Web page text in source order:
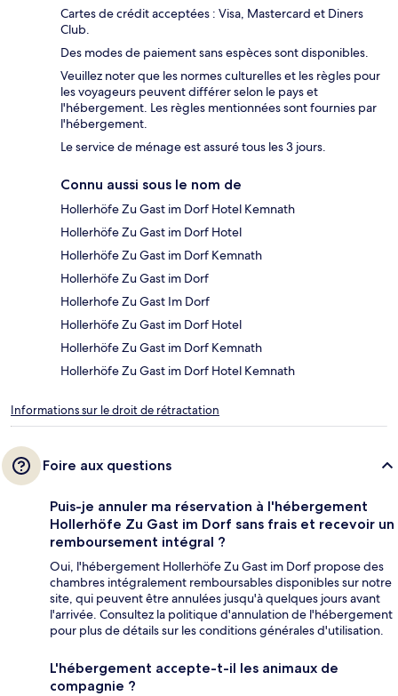
Cartes de crédit acceptées : Visa, Mastercard et Diners
Club.
Des modes de paiement sans espèces sont disponibles.
Veuillez noter que les normes culturelles et les règles pour
les voyageurs peuvent différer selon le pays et
l'hébergement. Les règles mentionnées sont fournies par
l'hébergement.
Le service de ménage est assuré tous les 3 jours.
Connu aussi sous le nom de
Hollerhöfe Zu Gast im Dorf Hotel Kemnath
Hollerhöfe Zu Gast im Dorf Hotel
Hollerhöfe Zu Gast im Dorf Kemnath
Hollerhöfe Zu Gast im Dorf
Hollerhofe Zu Gast Im Dorf
Hollerhöfe Zu Gast im Dorf Hotel
Hollerhöfe Zu Gast im Dorf Kemnath
Hollerhöfe Zu Gast im Dorf Hotel Kemnath
Informations sur le droit de rétractation
Foire aux questions
Puis-je annuler ma réservation à l'hébergement
Hollerhöfe Zu Gast im Dorf sans frais et recevoir un
remboursement intégral ?
Oui, l'hébergement Hollerhöfe Zu Gast im Dorf propose des
chambres intégralement remboursables disponibles sur notre
site, qui peuvent être annulées jusqu'à quelques jours avant
l'arrivée. Consultez la politique d'annulation de l'hébergement
pour plus de détails sur les conditions générales d'utilisation.
L'hébergement accepte-t-il les animaux de
compagnie ?